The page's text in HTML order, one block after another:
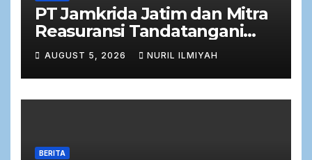
PT Jamkrida Jatim dan Mitra
Reasuransi Tandatangani
Perjanjian Facultative
Obligatory 2026
AUGUST 5, 2026 NURIL ILMIYAH
BERITA